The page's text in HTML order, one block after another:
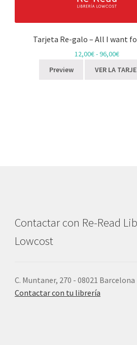
Tarjeta Re-galo – All I want
12,00€-96,00€
Preview
VER LA
Contactar con Re-Read
Lowcost
C. Muntaner, 270 - 08021 Barcelona
Contactar con tu librería